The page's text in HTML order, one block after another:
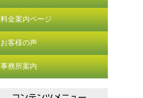
料金案内ページ
お客様の声
事務所案内